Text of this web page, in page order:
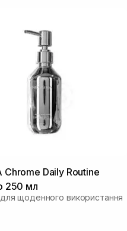
Chrome Daily Routine
250 мл
щоденного використання